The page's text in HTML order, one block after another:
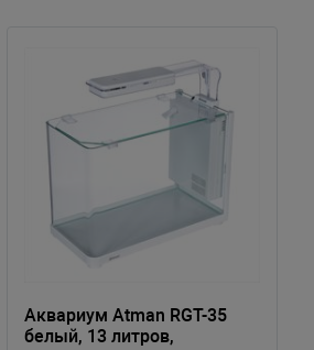
Аквариум Atman RGT-35
белый, 13 литров,